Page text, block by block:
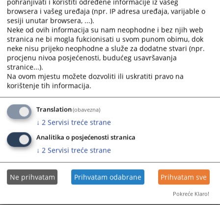
povodom provodjenja stečaja, prinudnog poravnanja i
redovne likvidacije.
Privredno odjeljenje ima rukovodioca koji je
za svoj rad odgovoran Predsjedniku suda.
Član 11.
Prekršajno odjeljenje postupa u prvom
stepenu u svim prekršajnim predmetima i odlučuje o
zahtjevima za ponavljanje prekršajnog postupka i
drugim postupcima odredjenim zakonom.
U prekršajnom odjeljenju radi dvoje sudija , te
tri namještenika.
Prekršajno odjeljenje ima rukovodioca koji je
za rukovodjenje odjeljenjem odgovoran Predsjedniku
Član 12 .
Djelokrug rada Sudske uprave obuhvata :
browsera i vašeg uređaja (npr. IP adresa uređaja, varijable o
sesiji unutar browsera, ...).
Neke od ovih informacija su nam neophodne i bez njih web
stranica ne bi mogla fukcionisati u svom punom obimu, dok
neke nisu prijeko neophodne a služe za dodatne stvari (npr.
procjenu nivoa posjećenosti, budućeg usavršavanja
stranice...).
Na ovom mjestu možete dozvoliti ili uskratiti pravo na
korištenje tih informacija.
Translation(obavezna)
↓ 2 Servisi treće strane
Analitika o posjećenosti stranica
↓ 2 Servisi treće strane
Ne prihvatam Prihvatam odabrane Prihvatam sve
Pokreće Klaro!